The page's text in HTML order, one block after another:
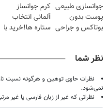
شدی🔥
جوانسازی طبیعی
پوست بدون
بوتاکس و جراحی
کرم جوانساز
آلمانی انتخاب
ستاره ها!خرید با
نظر شما
نظرات حاوی توهین و هرگونه نسبت
نمی‌شود.
نظراتی که غیر از زبان فارسی یا غیر